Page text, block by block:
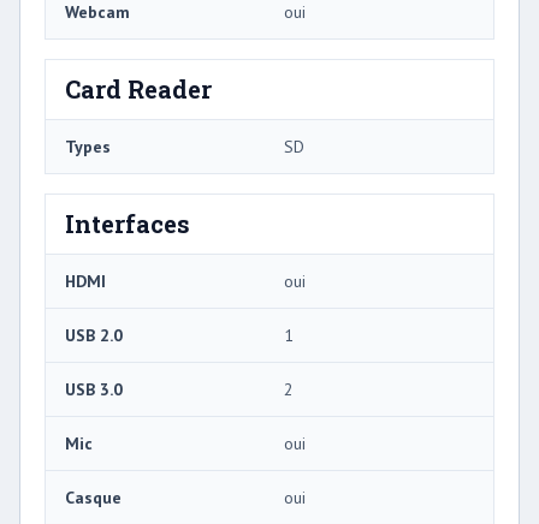
Webcam oui
Card Reader
Types SD
Interfaces
HDMI oui
USB 2.0 1
USB 3.0 2
Mic oui
Casque oui